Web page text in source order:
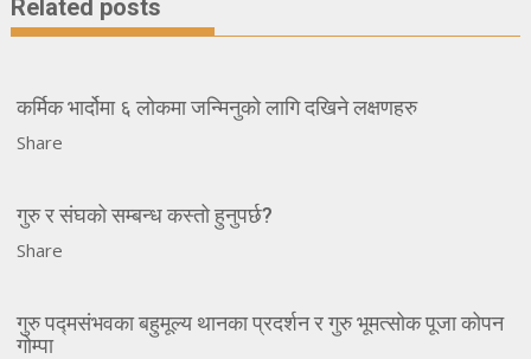
Related posts
कर्मिक भार्दोमा ६ लोकमा जन्मिनुको लागि दखिने लक्षणहरु
Share
गुरु र संघको सम्बन्ध कस्तो हुनुपर्छ?
Share
गुरु पद्मसंभवका बहुमूल्य थानका प्रदर्शन र गुरु भूमत्सोक पूजा कोपन
गोम्पा